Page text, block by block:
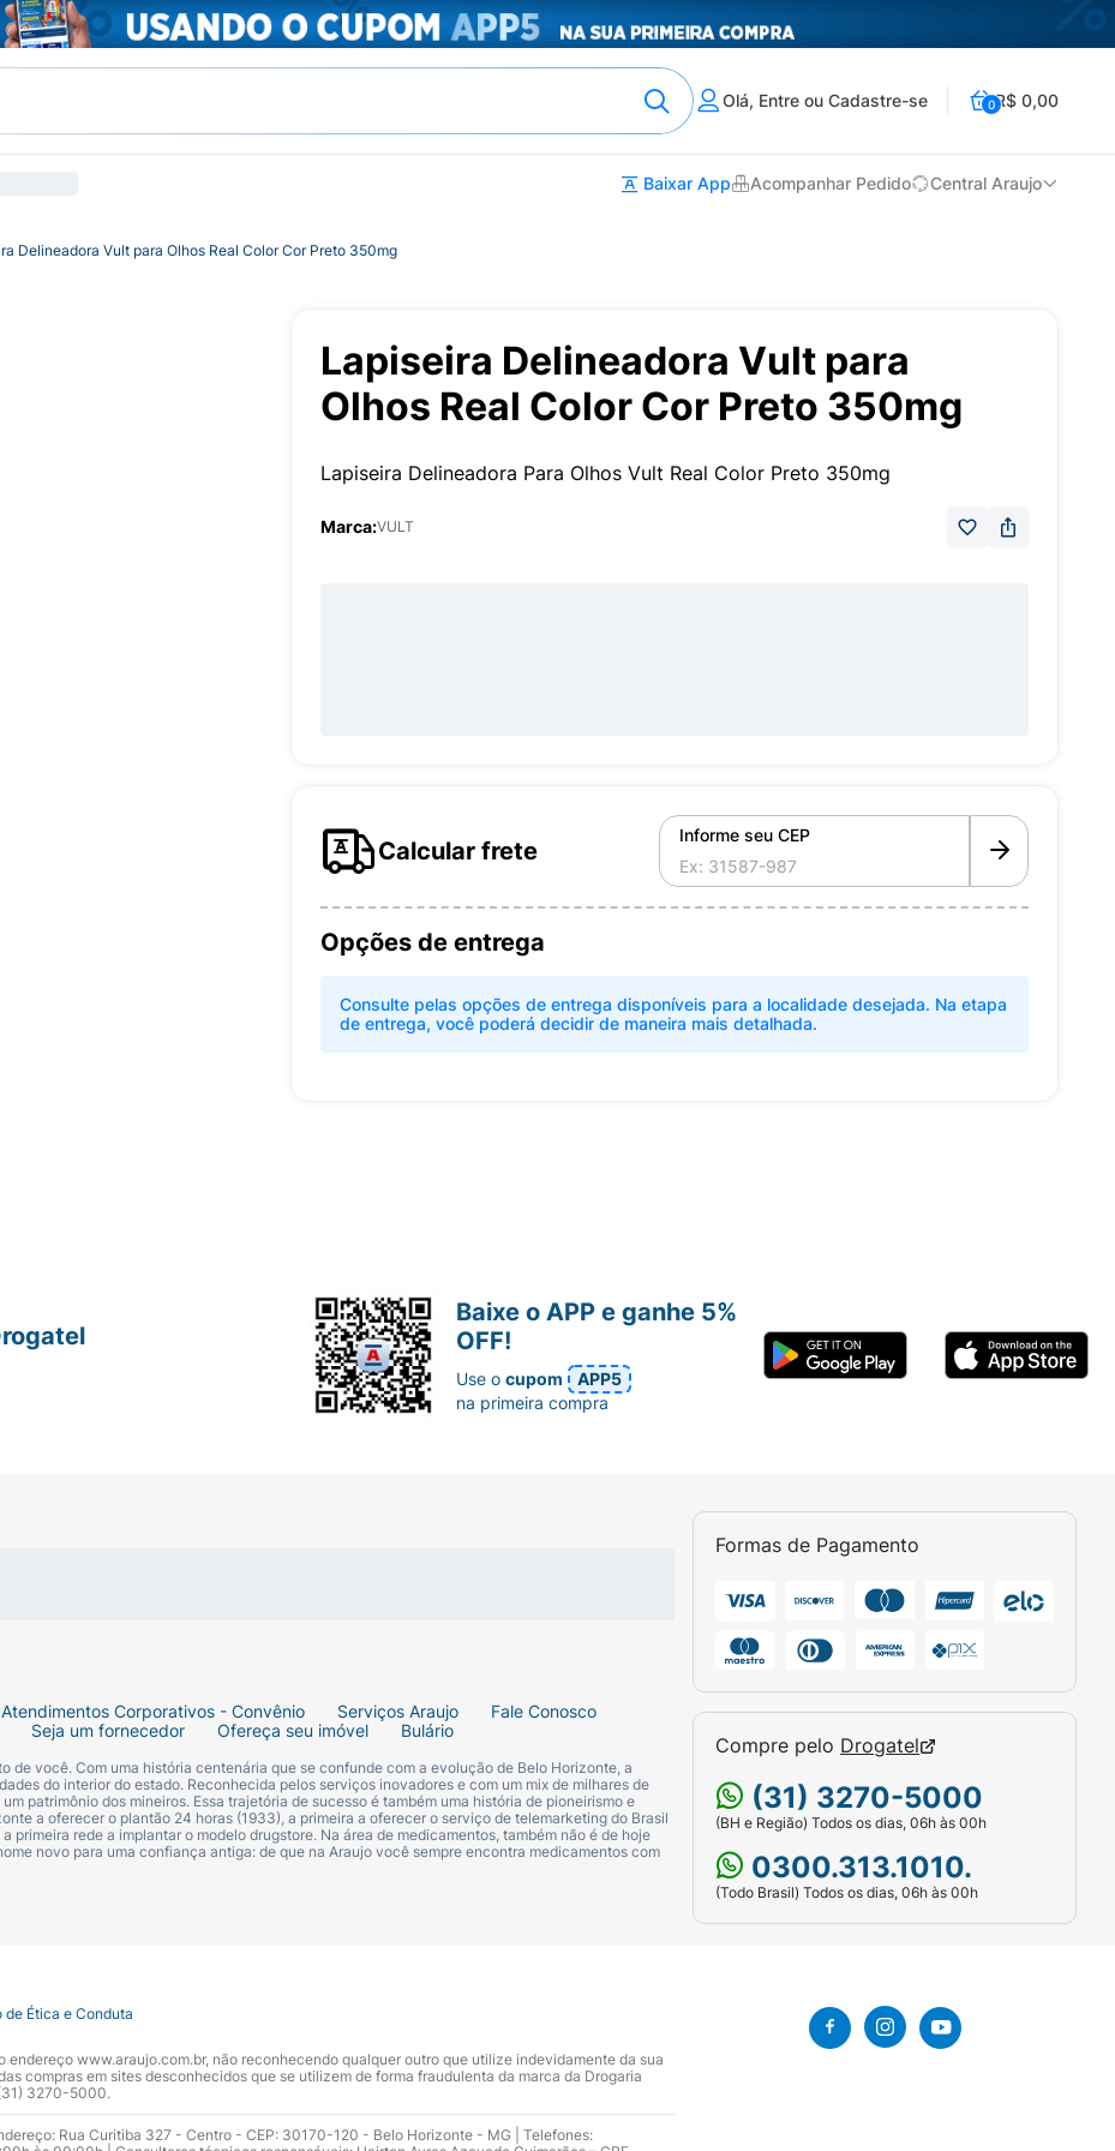
Olá, Entre ou Cadastre-se 0R$ 0,00
Baixar App Acompanhar Pedido Central Araujo
Delineadora Vult para Olhos Real Color Cor Preto 350mg
Lapiseira Delineadora Vult para
Olhos Real Color Cor Preto 350mg
Lapiseira Delineadora Para Olhos Vult Real Color Preto 350mg
Marca:VULT
Calcular frete
Informe seu CEP
Opções de entrega
Consulte pelas opções de entrega disponíveis para a localidade desejada. Na etapa
de entrega, você poderá decidir de maneira mais detalhada.
Atendimentos Corporativos - Convênio Serviços Araujo
Fale Conosco
Seja um fornecedor Ofereça seu imóvel Bulário
de você. Com uma história centenária que se confunde com a evolução de Belo Horizonte, a
do interior do estado. Reconhecida pelos serviços inovadores e com um mix de milhares de
patrimônio dos mineiros. Essa trajetória de sucesso é também uma história de pioneirismo e
a oferecer o plantão 24 horas (1933), a primeira a oferecer o serviço de telemarketing do Brasil
primeira rede a implantar o modelo drugstore. Na área de medicamentos, também não é de hoje
novo para uma confiança antiga: de que na Araujo você sempre encontra medicamentos com
Formas de Pagamento
Compre pelo Drogatel
(31) 3270-5000
(BH e Região) Todos os dias, 06h às 00h
0300.313.1010.
(Todo Brasil) Todos os dias, 06h às 00h
Baixe o APP e ganhe 5%
OFF!
Use ocupom
APP5
na primeira compra
de Ética e Conduta
endereço www.araujo.com.br, não reconhecendo qualquer outro que utilize indevidamente da sua
compras em sites desconhecidos que se utilizem de forma fraudulenta da marca da Drogaria
3270-5000.
Rua Curitiba 327 - Centro - CEP: 30170-120 - Belo Horizonte - MG | Telefones: